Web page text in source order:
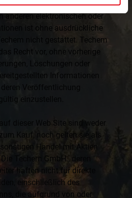
Deren Vervielfältigung
anderen elektronischen oder
ist ohne ausdrückliche
nicht gestattet. Techem
Recht vor, ohne vorherige
Löschungen oder
Informationen
Veröffentlichung
einzustellen.
dieser Web Site sind weder
Kauf, noch gelten sie als
Handel mit Aktien
Techem GmbH., deren
haften nicht für direkte
einschließlich des
die aufgrund von oder